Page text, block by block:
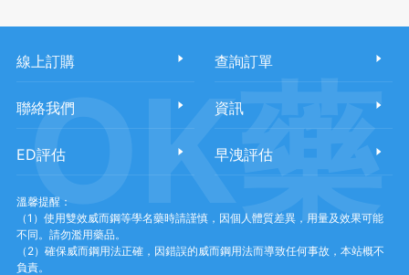
線上訂購 查詢訂單
聯絡我們 資訊
ED評估 早洩評估
溫馨提醒：
（1）使用雙效威而鋼等學名藥時請謹慎，因個人體質差異，用量及效果可能
不同。請勿濫用藥品。
（2）確保威而鋼用法正確，因錯誤的威而鋼用法而導致任何事故，本站概不
負責。
OK藥